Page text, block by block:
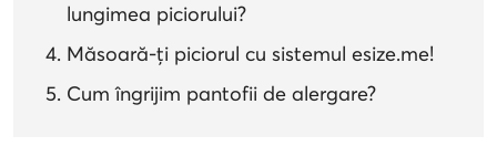
lungimea piciorului?
Măsoară-ți piciorul cu sistemul esize.me!
Cum îngrijim pantofii de alergare?